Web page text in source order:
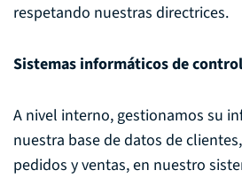
respetando nuestras directrices.
Sistemas informáticos de
A nivel interno, gestionamos su
nuestra base de datos de
pedidos y ventas, en nuestro